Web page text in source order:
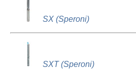
SX (Speroni)
SXT (Speroni)